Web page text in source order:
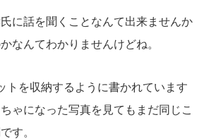
に話を聞くことなんて出来ませんか
なんてわかりませんけどね。
トを収納するように書かれています
ゃになった写真を見てもまだ同じこ
す。